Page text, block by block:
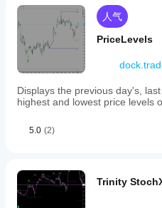
人气
PriceLevels
Displays the previous day's,
highest and lowest price levels
5.0 (2)
Trinity